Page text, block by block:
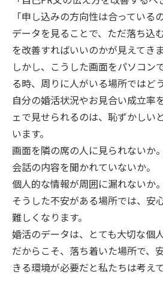
「申し込みの方向性は合っているの
データを見ることで、ただ落ち込
を改善すればいいのかが見えてきま
しかし、こうした画面をパソコン
る時、周りに人がいる場所ではど
自分の婚活状況やお見合い成立率
ェで見せられるのは、恥ずかしい
います。
画面を隣の席の人に見られないか。
会話の内容を聞かれていないか。
個人的な情報が周囲に漏れないか。
そうした不安がある場所では、安
難しくなります。
婚活のデータは、とても大切な個人
だからこそ、落ち着いた場所で、
きる環境が必要だと私たちは考えて